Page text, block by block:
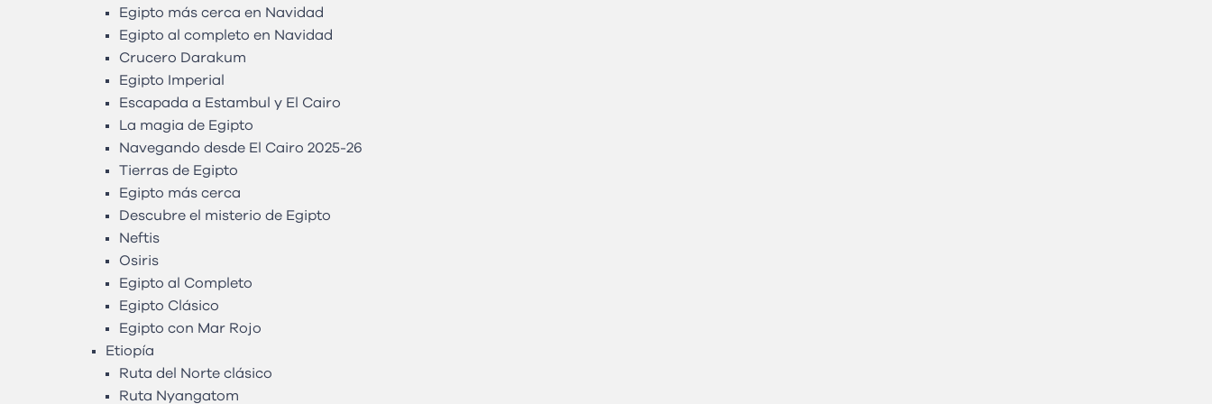
Egipto más cerca en Navidad
Egipto al completo en Navidad
Crucero Darakum
Egipto Imperial
Escapada a Estambul y El Cairo
La magia de Egipto
Navegando desde El Cairo 2025-26
Tierras de Egipto
Egipto más cerca
Descubre el misterio de Egipto
Neftis
Osiris
Egipto al Completo
Egipto Clásico
Egipto con Mar Rojo
Etiopía
Ruta del Norte clásico
Ruta Nyangatom